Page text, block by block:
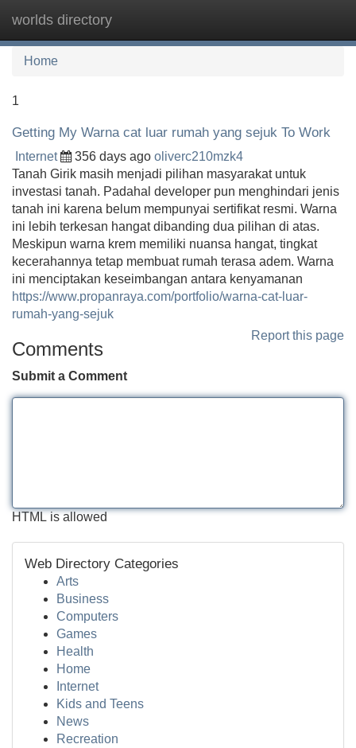
worlds directory
Home
1
Getting My Warna cat luar rumah yang sejuk To Work
Internet 356 days ago oliverc210mzk4
Tanah Girik masih menjadi pilihan masyarakat untuk
investasi tanah. Padahal developer pun menghindari jenis
tanah ini karena belum mempunyai sertifikat resmi. Warna
ini lebih terkesan hangat dibanding dua pilihan di atas.
Meskipun warna krem memiliki nuansa hangat, tingkat
kecerahannya tetap membuat rumah terasa adem. Warna
ini menciptakan keseimbangan antara kenyamanan
https://www.propanraya.com/portfolio/warna-cat-luar-
rumah-yang-sejuk
Report this page
Comments
Submit a Comment
HTML is allowed
Web Directory Categories
Arts
Business
Computers
Games
Health
Home
Internet
Kids and Teens
News
Recreation